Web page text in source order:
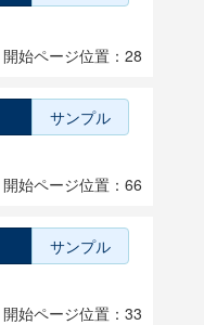
開始ページ位置：28
サンプル
開始ページ位置：66
サンプル
開始ページ位置：33